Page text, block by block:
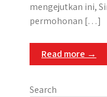
mengejutkan ini,
permohonan […]
Read more →
Search